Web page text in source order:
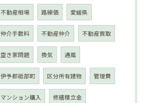
不動産相場 路線価 愛媛県
仲介手数料 不動産仲介 不動産買取
空き家問題 換気 通風
伊予郡砥部町 区分所有建物 管理費
マンション購入 修繕積立金